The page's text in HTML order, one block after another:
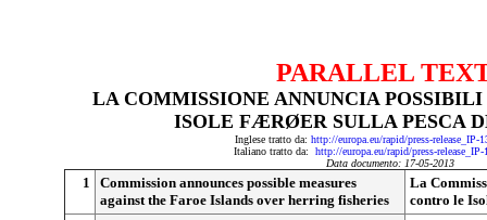
PARALLEL
LA COMMISSIONE ANNUNCIA
ISOLE FÆRØER SULLA PESCA
Inglese tratto da: http://europa.eu/rapid/press-release_IP-
Italiano tratto da: http://europa.eu/rapid/press-
Data documento: 17-05-2013
1
Commission announces possible measures
against the Faroe Islands over herring fisheries
La
contro le